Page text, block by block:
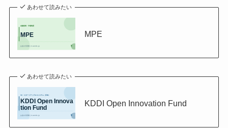
あわせて読みたい
MPE
あわせて読みたい
KDDI Open Innovation Fund